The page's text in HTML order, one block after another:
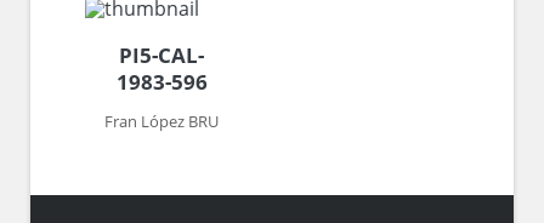
PI5-CAL-
1983-596
Fran López BRU